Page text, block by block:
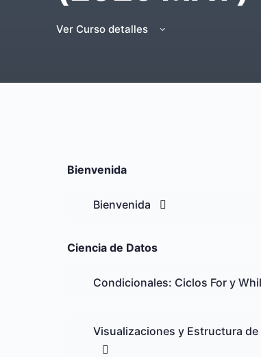
Ver Curso detalles
Bienvenida
Bienvenida
Ciencia de Datos
Condicionales: Ciclos For y
Visualizaciones y Estructura